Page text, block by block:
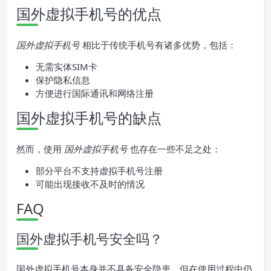
国外虚拟手机号的优点
国外虚拟手机号相比于传统手机号有诸多优势，包括：
无需实体SIM卡
保护隐私信息
方便进行国际通讯和网络注册
国外虚拟手机号的缺点
然而，使用 国外虚拟手机号也存在一些不足之处：
部分平台不支持虚拟手机号注册
可能出现接收不及时的情况
FAQ
国外虚拟手机号安全吗？